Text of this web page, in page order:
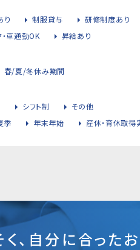
り 制服貸与 研修制度あり
・車通勤OK 昇給あり
春/夏/冬休み期間
シフト制
その他
季 年末年始 産休・育休取得
く、自分に合った